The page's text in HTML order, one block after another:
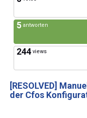
5 antworten
244 views
[RESOLVED]
der Cfos